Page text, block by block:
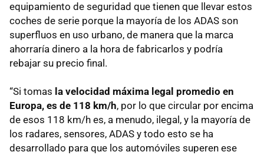
equipamiento de seguridad que tienen que llevar estos
coches de serie porque la mayoría de los ADAS son
superfluos en uso urbano, de manera que la marca
ahorraría dinero a la hora de fabricarlos y podría
rebajar su precio final.
“Si tomas la velocidad máxima legal promedio en
Europa, es de 118 km/h, por lo que circular por encima
de esos 118 km/h es, a menudo, ilegal, y la mayoría de
los radares, sensores, ADAS y todo esto se ha
desarrollado para que los automóviles superen ese